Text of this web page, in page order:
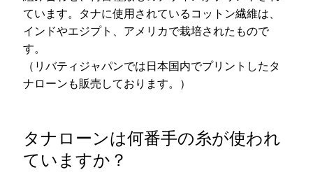
ています。タナに使用されているコットン繊維は、
インドやエジプト、アメリカで栽培されたもので
す。
（リバティジャパンでは日本国内でプリントしたタ
ナローンも販売しております。）
タナローンは何番手の糸が使われ
ていますか？